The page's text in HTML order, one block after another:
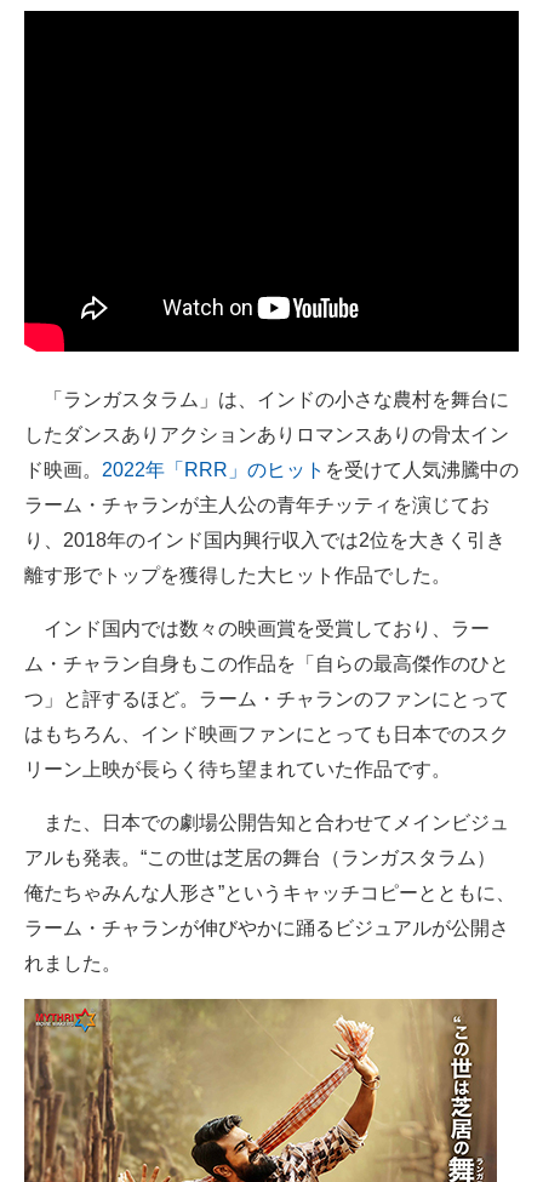
好きが集まる 比べて選べる
ITエンジニア向け専門サイト
IT製品の技術・比較・事例
製造業のIT導入・活用を支援
モノづくり技術者専門サイト
エレクトロニクス専門サイト
電子設計の基本と応用
エネルギーの専門メディア
建設×テクノロジーの最前線
「ランガスタラム」は、インドの小さな農村を舞台に
したダンスありアクションありロマンスありの骨太イン
ド映画。 2022年「RRR」のヒット を受けて人気沸騰中の
ラーム・チャランが主人公の青年チッティを演じてお
り、2018年のインド国内興行収入では2位を大きく引き
離す形でトップを獲得した大ヒット作品でした。
インド国内では数々の映画賞を受賞しており、ラー
ム・チャラン自身もこの作品を「自らの最高傑作のひと
つ」と評するほど。ラーム・チャランのファンにとって
はもちろん、インド映画ファンにとっても日本でのスク
リーン上映が長らく待ち望まれていた作品です。
また、日本での劇場公開告知と合わせてメインビジュ
アルも発表。“この世は芝居の舞台（ランガスタラム）
俺たちゃみんな人形さ”というキャッチコピーとともに、
ラーム・チャランが伸びやかに踊るビジュアルが公開さ
れました。